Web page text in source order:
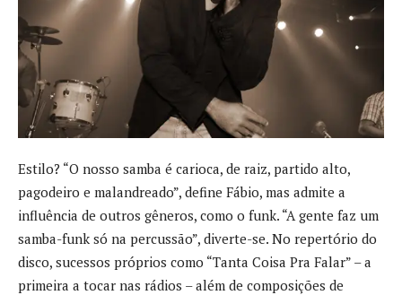
Estilo? “O nosso samba é carioca, de raiz, partido alto,
pagodeiro e malandreado”, define Fábio, mas admite a
influência de outros gêneros, como o funk. “A gente faz um
samba-funk só na percussão”, diverte-se. No repertório do
disco, sucessos próprios como “Tanta Coisa Pra Falar” – a
primeira a tocar nas rádios – além de composições de